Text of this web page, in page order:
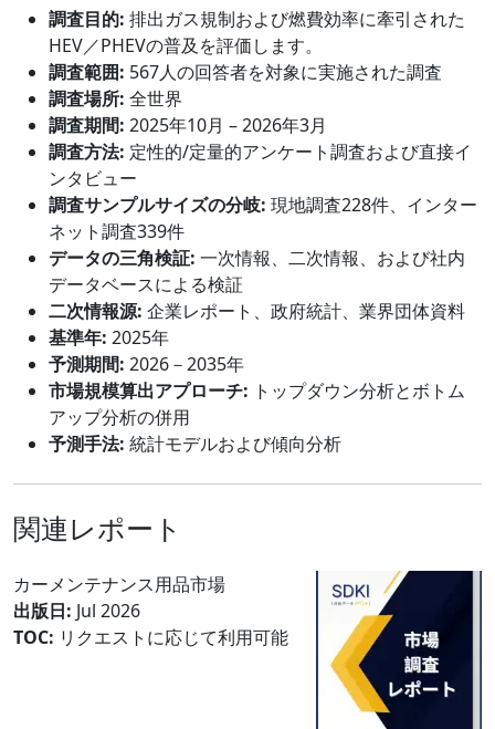
調査目的: 排出ガス規制および燃費効率に牽引された
HEV／PHEVの普及を評価します。
調査範囲: 567人の回答者を対象に実施された調査
調査場所: 全世界
調査期間: 2025年10月 – 2026年3月
調査方法: 定性的/定量的アンケート調査および直接イ
ンタビュー
調査サンプルサイズの分岐: 現地調査228件、インター
ネット調査339件
データの三角検証: 一次情報、二次情報、および社内
データベースによる検証
二次情報源: 企業レポート、政府統計、業界団体資料
基準年: 2025年
予測期間: 2026－2035年
市場規模算出アプローチ: トップダウン分析とボトム
アップ分析の併用
予測手法: 統計モデルおよび傾向分析
関連レポート
カーメンテナンス用品市場
出版日: Jul 2026
TOC: リクエストに応じて利用可能